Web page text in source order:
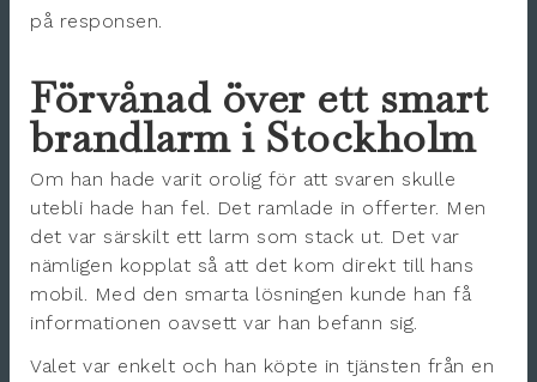
på responsen.
Förvånad över ett smart
brandlarm i Stockholm
Om han hade varit orolig för att svaren skulle
utebli hade han fel. Det ramlade in offerter. Men
det var särskilt ett larm som stack ut. Det var
nämligen kopplat så att det kom direkt till hans
mobil. Med den smarta lösningen kunde han få
informationen oavsett var han befann sig.
Valet var enkelt och han köpte in tjänsten från en